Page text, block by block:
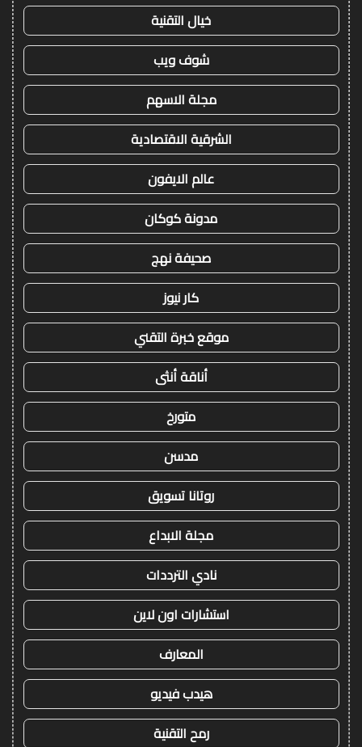
خيال التقنية
شوف ويب
مجلة الاسهم
الشرقية الاقتصادية
عالم الايفون
مدونة كوكان
صحيفة نهج
كار نيوز
موقع خبرة التقني
أناقة أنثى
متورخ
مدسن
روتانا تسويق
مجلة الابداع
نادي الترددات
استشارات اون لاين
المعارف
هيدب فيديو
رمح التقنية